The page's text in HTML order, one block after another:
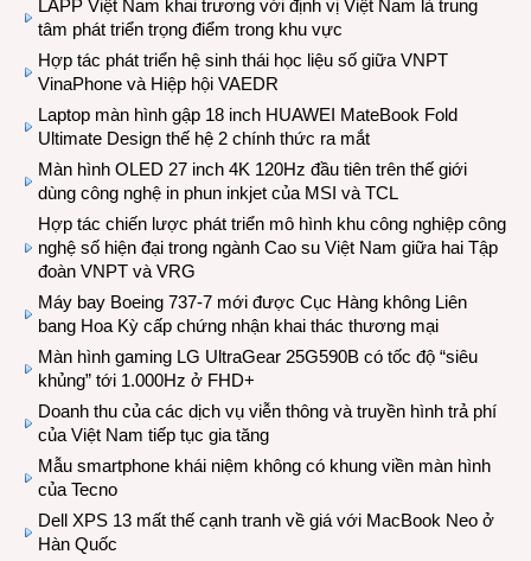
LAPP Việt Nam khai trương với định vị Việt Nam là trung
tâm phát triển trọng điểm trong khu vực
Hợp tác phát triển hệ sinh thái học liệu số giữa VNPT
VinaPhone và Hiệp hội VAEDR
Laptop màn hình gập 18 inch HUAWEI MateBook Fold
Ultimate Design thế hệ 2 chính thức ra mắt
Màn hình OLED 27 inch 4K 120Hz đầu tiên trên thế giới
dùng công nghệ in phun inkjet của MSI và TCL
Hợp tác chiến lược phát triển mô hình khu công nghiệp công
nghệ số hiện đại trong ngành Cao su Việt Nam giữa hai Tập
đoàn VNPT và VRG
Máy bay Boeing 737-7 mới được Cục Hàng không Liên
bang Hoa Kỳ cấp chứng nhận khai thác thương mại
Màn hình gaming LG UltraGear 25G590B có tốc độ “siêu
khủng” tới 1.000Hz ở FHD+
Doanh thu của các dịch vụ viễn thông và truyền hình trả phí
của Việt Nam tiếp tục gia tăng
Mẫu smartphone khái niệm không có khung viền màn hình
của Tecno
Dell XPS 13 mất thế cạnh tranh về giá với MacBook Neo ở
Hàn Quốc